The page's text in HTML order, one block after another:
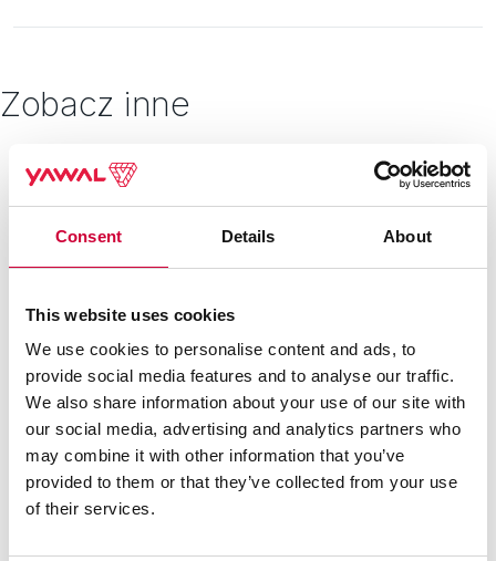
Consent Details About
This website uses cookies
We use cookies to personalise content and ads, to
provide social media features and to analyse our traffic.
We also share information about your use of our site with
our social media, advertising and analytics partners who
may combine it with other information that you’ve
provided to them or that they’ve collected from your use
of their services.
Zobacz inne
22 Kwietnia, 2026